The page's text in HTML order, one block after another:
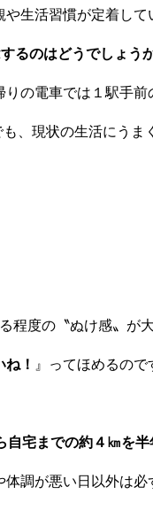
生活習慣が定着して
るのはどうでしょう
の電車では１駅手前
、現状の生活にうま
度の〝ぬけ感〟が大
！ 』ってほめるので
自宅までの約４㎞を
調が悪い日以外は必